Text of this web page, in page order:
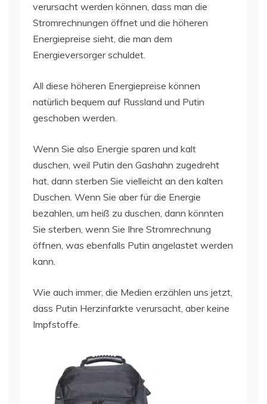
verursacht werden können, dass man die
Stromrechnungen öffnet und die höheren
Energiepreise sieht, die man dem
Energieversorger schuldet.
All diese höheren Energiepreise können
natürlich bequem auf Russland und Putin
geschoben werden.
Wenn Sie also Energie sparen und kalt
duschen, weil Putin den Gashahn zugedreht
hat, dann sterben Sie vielleicht an den kalten
Duschen. Wenn Sie aber für die Energie
bezahlen, um heiß zu duschen, dann könnten
Sie sterben, wenn Sie Ihre Stromrechnung
öffnen, was ebenfalls Putin angelastet werden
kann.
Wie auch immer, die Medien erzählen uns jetzt,
dass Putin Herzinfarkte verursacht, aber keine
Impfstoffe.